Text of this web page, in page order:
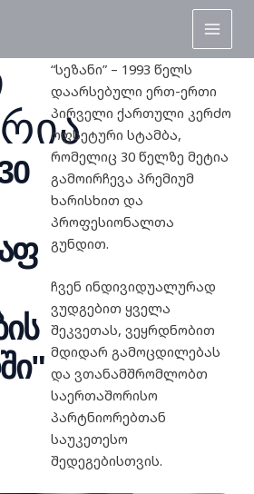
Main
“სეზანი” – 1993 წელს
დაარსებული ერთ-ერთი
პირველი ქართული კერძო
ოფსეტური სტამბა,
რომელიც 30 წელზე მეტია
გამოირჩევა პრემიუმ
ხარისხით და
პროფესიონალთა
გუნდით.
ჩვენ ინდივიდუალურად
ვუდგებით ყველა
შეკვეთას, ვეყრდნობით
მდიდარ გამოცდილებას
და ვთანამშრომლობთ
საერთაშორისო
პარტნიორებთან
საუკეთესო
შედეგებისთვის.